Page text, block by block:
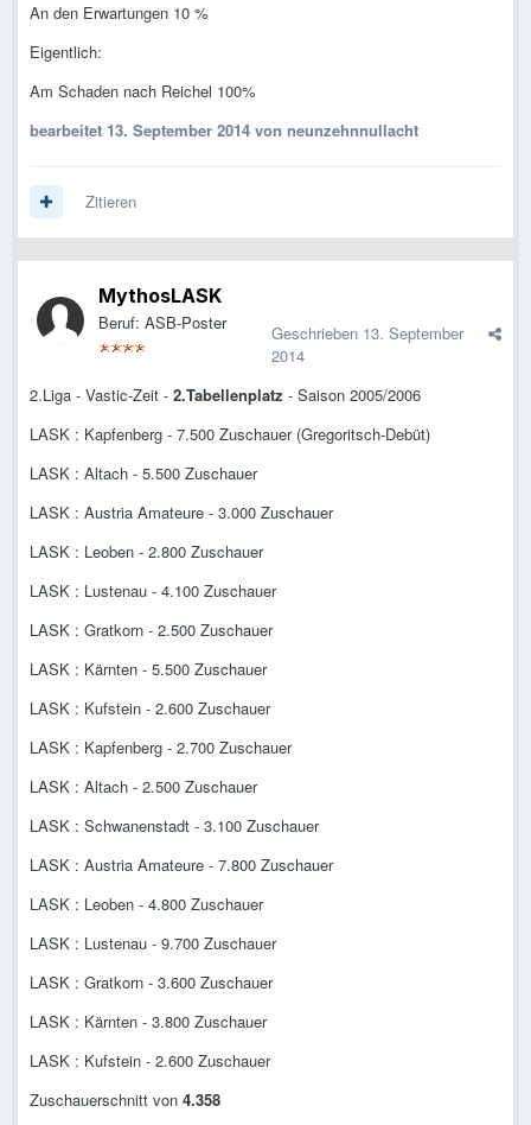
An den Erwartungen 10 %
Eigentlich:
Am Schaden nach Reichel 100%
bearbeitet 13. September 2014 von neunzehnnullacht
Zitieren
MythosLASK
Beruf: ASB-Poster Geschrieben 13. September
2014
2.Liga - Vastic-Zeit - 2.Tabellenplatz - Saison 2005/2006
LASK : Kapfenberg - 7.500 Zuschauer (Gregoritsch-Debüt)
LASK : Altach - 5.500 Zuschauer
LASK : Austria Amateure - 3.000 Zuschauer
LASK : Leoben - 2.800 Zuschauer
LASK : Lustenau - 4.100 Zuschauer
LASK : Gratkorn - 2.500 Zuschauer
LASK : Kärnten - 5.500 Zuschauer
LASK : Kufstein - 2.600 Zuschauer
LASK : Kapfenberg - 2.700 Zuschauer
LASK : Altach - 2.500 Zuschauer
LASK : Schwanenstadt - 3.100 Zuschauer
LASK : Austria Amateure - 7.800 Zuschauer
LASK : Leoben - 4.800 Zuschauer
LASK : Lustenau - 9.700 Zuschauer
LASK : Gratkorn - 3.600 Zuschauer
LASK : Kärnten - 3.800 Zuschauer
LASK : Kufstein - 2.600 Zuschauer
Zuschauerschnitt von 4.358